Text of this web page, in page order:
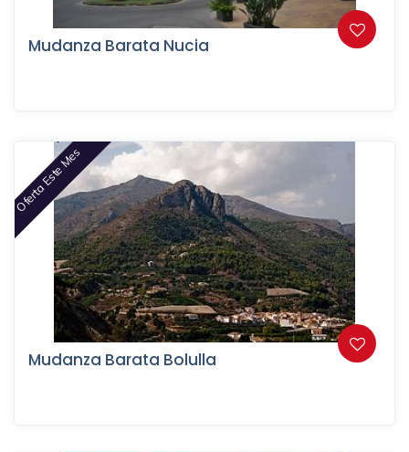
Mudanza Barata Nucia
Oferta Este Mes
Mudanza Barata Bolulla